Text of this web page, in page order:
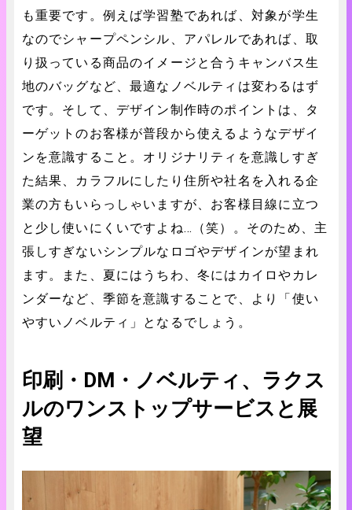
も重要です。例えば学習塾であれば、対象が学生
なのでシャープペンシル、アパレルであれば、取
り扱っている商品のイメージと合うキャンバス生
地のバッグなど、最適なノベルティは変わるはず
です。そして、デザイン制作時のポイントは、タ
ーゲットのお客様が普段から使えるようなデザイ
ンを意識すること。オリジナリティを意識しすぎ
た結果、カラフルにしたり住所や社名を入れる企
業の方もいらっしゃいますが、お客様目線に立つ
と少し使いにくいですよね…（笑）。そのため、主
張しすぎないシンプルなロゴやデザインが望まれ
ます。また、夏にはうちわ、冬にはカイロやカレ
ンダーなど、季節を意識することで、より「使い
やすいノベルティ」となるでしょう。
印刷・DM・ノベルティ、ラクス
ルのワンストップサービスと展
望